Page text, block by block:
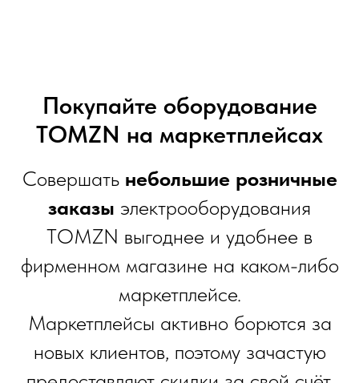
Покупайте оборудование
TOMZN на маркетплейсах
Совершать небольшие розничные
заказы электрооборудования
TOMZN выгоднее и удобнее в
фирменном магазине на каком-либо
маркетплейсе.
Маркетплейсы активно борются за
новых клиентов, поэтому зачастую